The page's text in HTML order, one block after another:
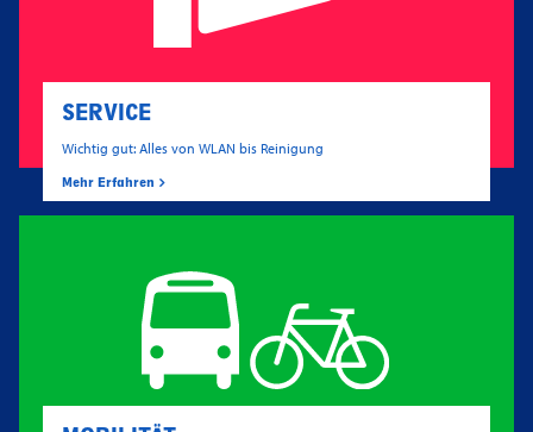
SERVICE
Wichtig gut: Alles von WLAN bis Reinigung
Mehr Erfahren